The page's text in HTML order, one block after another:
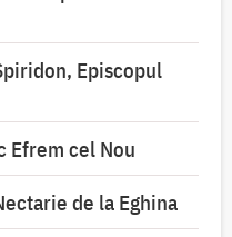
Episcopul
Efrem cel Nou
de la Eghina